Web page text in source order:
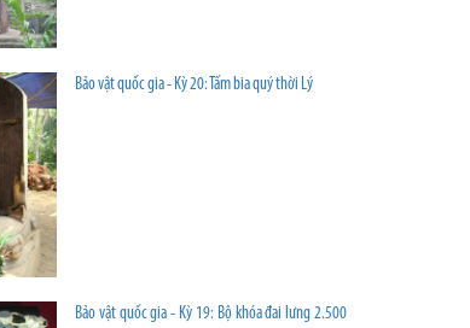
Bảo vật quốc gia - Kỳ 20: Tấm bia quý thời Lý
Bảo vật quốc gia - Kỳ 19: Bộ khóa đai lưng 2.500